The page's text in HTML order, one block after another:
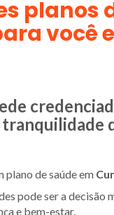
planos
você
plano de saúde em
pode ser a decisão
e bem-estar.